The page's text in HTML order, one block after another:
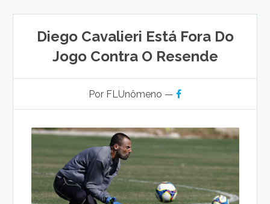
Diego Cavalieri Está Fora Do
Jogo Contra O Resende
Por FLUnômeno —